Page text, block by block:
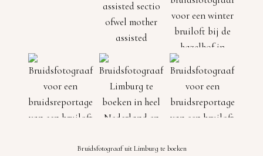
Bruidsfotograaf uit Limburg te boeken